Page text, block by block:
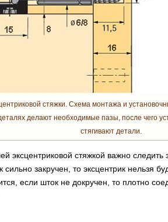
стяжки. Схема монтажа и
делают необходимые пазы, после чего
стягивают детали.
эксцентриковой стяжкой важно
сильно закручен, то эксцентрик нельзя
если шток не докручен, то плотно